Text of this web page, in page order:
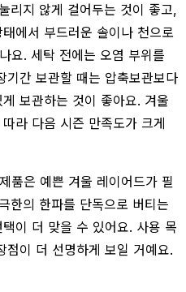
리지 않게 걸어두는 것이 좋고,
에서 부드러운 솔이나 천으로
요. 세탁 전에는 오염 부위를
기간 보관할 때는 압축보관보다
보관하는 것이 좋아요. 겨울
라 다음 시즌 만족도가 크게
품은 예쁜 겨울 레이어드가 필
한의 한파를 단독으로 버티는
이 더 맞을 수 있어요. 사용 목
점이 더 선명하게 보일 거예요.